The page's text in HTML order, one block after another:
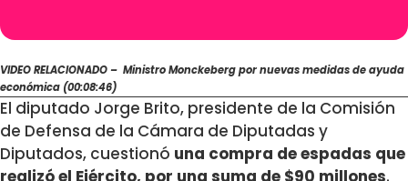
VIDEO RELACIONADO – Ministro Monckeberg por nuevas medidas de ayuda
económica (00:08:46)
El diputado Jorge Brito, presidente de la Comisión
de Defensa de la Cámara de Diputadas y
Diputados, cuestionó una compra de espadas que
realizó el Ejército, por una suma de $90 millones.